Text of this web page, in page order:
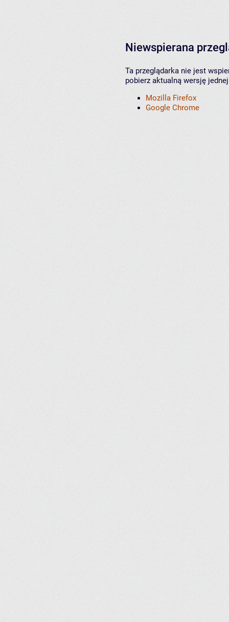
Niewspierana
Ta przeglądarka nie jest
pobierz aktualną wersję
Mozilla Firefox
Google Chrome